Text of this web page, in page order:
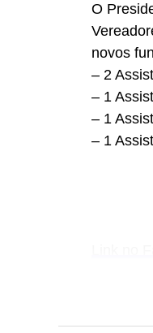
O
novos
– 2
– 1
– 1
– 1